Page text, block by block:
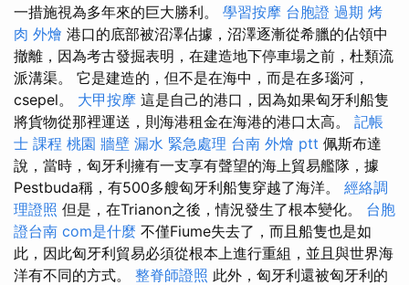
一措施視為多年來的巨大勝利。 學習按摩 台胞證 過期 烤
肉 外燴 港口的底部被沼澤佔據，沼澤逐漸從希臘的佔領中
撤離，因為考古發掘表明，在建造地下停車場之前，杜類流
派溝渠。 它是建造的，但不是在海中，而是在多瑙河，
csepel。 大甲按摩 這是自己的港口，因為如果匈牙利船隻
將貨物從那裡運送，則海港租金在海港的港口太高。 記帳
士 課程 桃園 牆壁 漏水 緊急處理 台南 外燴 ptt 佩斯布達
說，當時，匈牙利擁有一支享有聲望的海上貿易艦隊，據
Pestbuda稱，有500多艘匈牙利船隻穿越了海洋。 經絡調
理證照 但是，在Trianon之後，情況發生了根本變化。 台胞
證台南 com是什麼 不僅Fiume失去了，而且船隻也是如
此，因此匈牙利貿易必須從根本上進行重組，並且與世界海
洋有不同的方式。 整脊師證照 此外，匈牙利還被匈牙利的